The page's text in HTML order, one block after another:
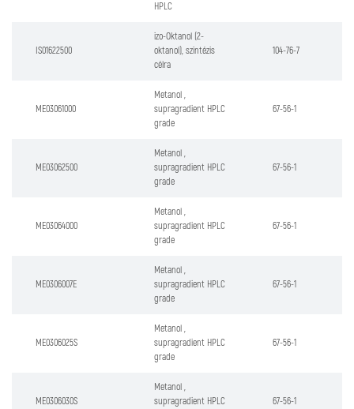
HPLC
IS01622500
izo-Oktanol (2-
oktanol), szintézis
célra
104-76-7
ME03061000
Metanol ,
supragradient HPLC
grade
67-56-1
ME03062500
Metanol ,
supragradient HPLC
grade
67-56-1
ME03064000
Metanol ,
supragradient HPLC
grade
67-56-1
ME0306007E
Metanol ,
supragradient HPLC
grade
67-56-1
ME0306025S
Metanol ,
supragradient HPLC
grade
67-56-1
ME0306030S
Metanol ,
supragradient HPLC
67-56-1